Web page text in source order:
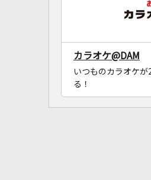
カラオケ@DAM
いつものカラオケが
る！